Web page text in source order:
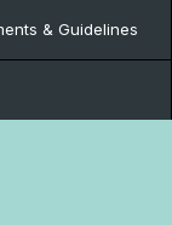
& Guidelines